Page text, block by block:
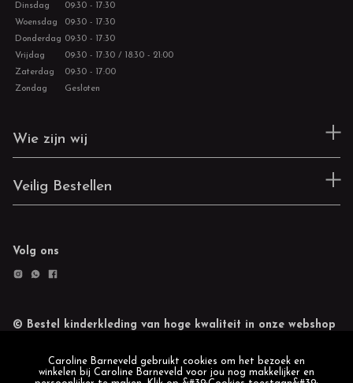
Dinsdag
09:30 - 17:30
Woensdag
09:30 - 17:30
Donderdag 09:30 - 17:30
Vrijdag
09:30 - 17:30 / 18:30 - 21:00
Zaterdag
09:30 - 17:00
Zondag
Gesloten
Wie zijn wij
Veilig Bestellen
Volg ons
© Bestel kinderkleding van hoge kwaliteit in onze webshop
Caroline Barneveld gebruikt cookies om het bezoek en
winkelen bij Caroline Barneveld voor jou nog makkelijker en